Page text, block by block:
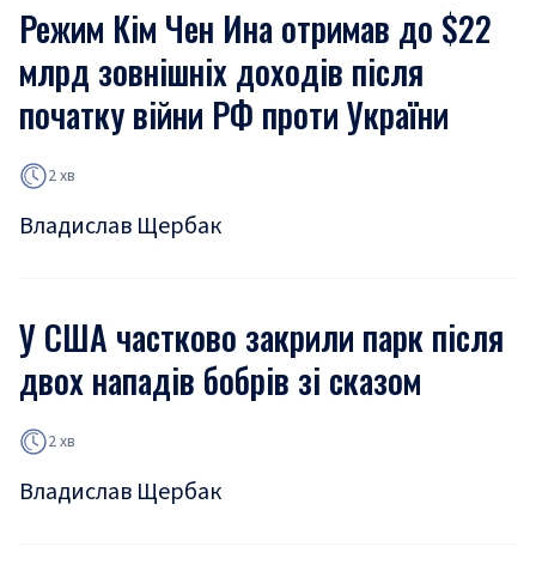
Режим Кім Чен Ина отримав до $22
млрд зовнішніх доходів після
початку війни РФ проти України
2 хв
Владислав Щербак
У США частково закрили парк після
двох нападів бобрів зі сказом
2 хв
Владислав Щербак